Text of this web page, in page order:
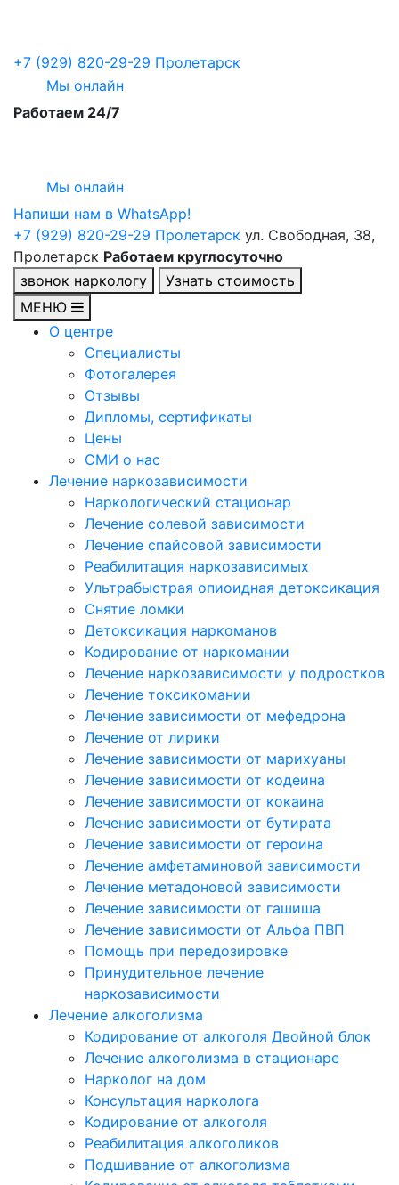
+7 (929) 820-29-29 Пролетарск
Мы онлайн
Работаем 24/7
Мы онлайн
Напиши нам в WhatsApp!
+7 (929) 820-29-29 Пролетарск ул. Свободная, 38,
Пролетарск Работаем круглосуточно
звонок наркологу
Узнать стоимость
МЕНЮ
О центре
Специалисты
Фотогалерея
Отзывы
Дипломы, сертификаты
Цены
СМИ о нас
Лечение наркозависимости
Наркологический стационар
Лечение солевой зависимости
Лечение спайсовой зависимости
Реабилитация наркозависимых
Ультрабыстрая опиоидная детоксикация
Снятие ломки
Детоксикация наркоманов
Кодирование от наркомании
Лечение наркозависимости у подростков
Лечение токсикомании
Лечение зависимости от мефедрона
Лечение от лирики
Лечение зависимости от марихуаны
Лечение зависимости от кодеина
Лечение зависимости от кокаина
Лечение зависимости от бутирата
Лечение зависимости от героина
Лечение амфетаминовой зависимости
Лечение метадоновой зависимости
Лечение зависимости от гашиша
Лечение зависимости от Альфа ПВП
Помощь при передозировке
Принудительное лечение
наркозависимости
Лечение алкоголизма
Кодирование от алкоголя Двойной блок
Лечение алкоголизма в стационаре
Нарколог на дом
Консультация нарколога
Кодирование от алкоголя
Реабилитация алкоголиков
Подшивание от алкоголизма